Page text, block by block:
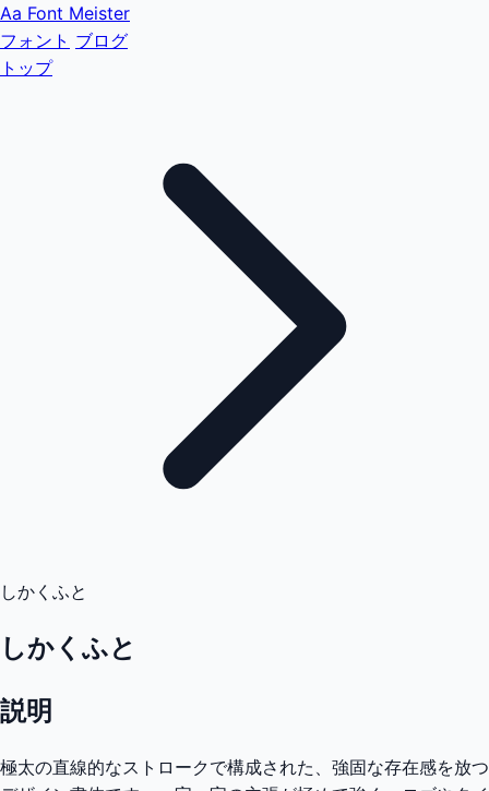
Aa Font Meister
フォント ブログ
トップ
しかくふと
しかくふと
説明
極太の直線的なストロークで構成された、強固な存在感を放つ